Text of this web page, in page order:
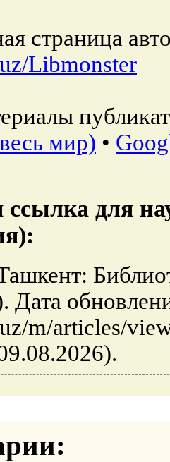
страница
Libmonster
мир) •
ссылка для
m/articles/